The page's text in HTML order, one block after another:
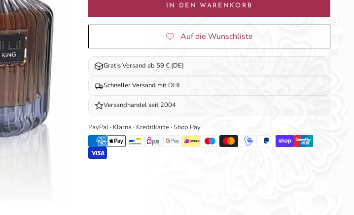
IN DEN WARENKORB
Gratis Versand ab 59 € (DE)
Schneller Versand mit DHL
Versandhandel seit 2004
PayPal · Klarna · Kreditkarte · Shop Pay